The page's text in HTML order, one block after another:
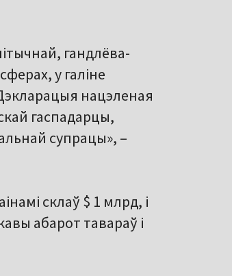
гандлёва-
у галіне
нацэленая
гаспадарцы,
супрацы», –
склаў $ 1 млрд, і
абарот тавараў і